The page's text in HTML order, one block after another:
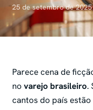
25 de setembro de 2025
Parece cena de
no varejo brasileiro.
cantos do país